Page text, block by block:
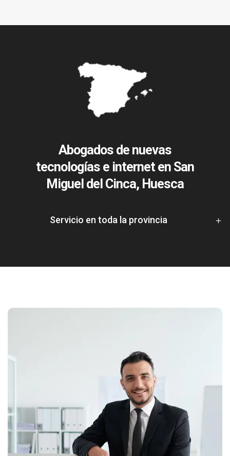
Abogados de nuevas
tecnologías e internet en San
Miguel del Cinca, Huesca
Servicio en toda la provincia